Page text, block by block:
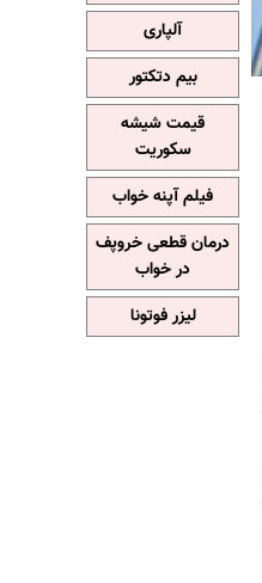
آلپاری
بیم دتکتور
قیمت شیشه
سکوریت
فیلم آپنه خواب
درمان قطعی خروپف
در خواب
لیزر فوتونا